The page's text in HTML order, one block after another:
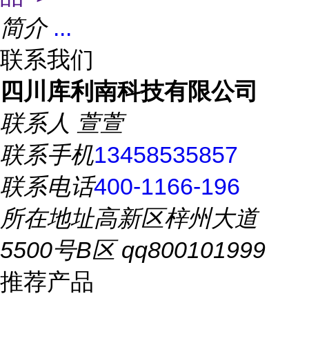
简介 ...
联系我们
四川库利南科技有限公司
联系人 萱萱
联系手机13458535857
联系电话400-1166-196
所在地址高新区梓州大道
5500号B区 qq800101999
推荐产品